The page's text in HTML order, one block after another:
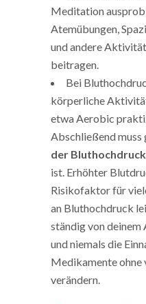
Meditation
Atemübungen,
und andere
beitragen.
Bei
körperliche
etwa Aerobic
Abschließend muss
der
ist. Erhöhter
Risikofaktor für
an Bluthochdruck
ständig von deinem
und niemals die
Medikamente ohne
verändern.